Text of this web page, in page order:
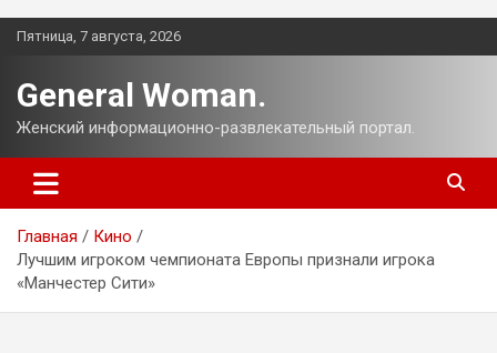
Перейти
Пятница, 7 августа, 2026
General Woman.
Женский информационно-развлекательный портал.
Главная
Кино
Лучшим игроком чемпионата Европы признали игрока
«Манчестер Сити»